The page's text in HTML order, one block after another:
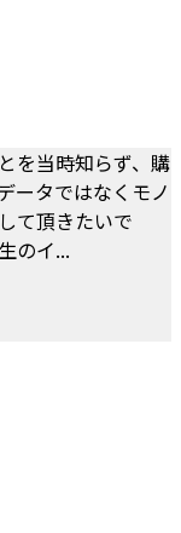
を当時知らず、購
ータではなくモノ
て頂きたいで
のイ...